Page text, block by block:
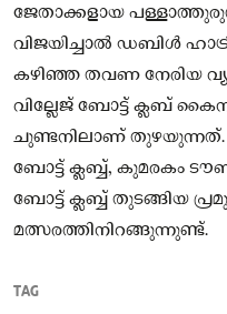
ജേതാക്കളായ
വിജയിച്ചാൽ ഡബിൾ
കഴിഞ്ഞ തവണ നേരിയ
വില്ലേജ് ബോട്ട് ക്ലബ്
ചുണ്ടനിലാണ്
ബോട്ട് ക്ലബ്ബ്, കുമരകം
ബോട്ട് ക്ലബ്ബ് തുടങ്ങിയ
മത്സരത്തിനിറങ്ങുന്നുണ്ട്.
TAG